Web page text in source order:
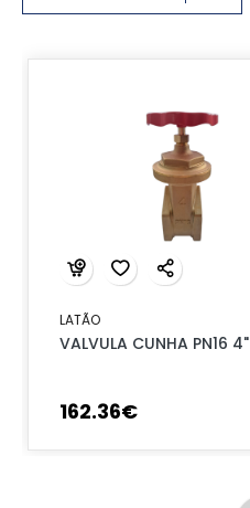
LATÃO
VALVULA CUNHA PN16 4"
162.36€